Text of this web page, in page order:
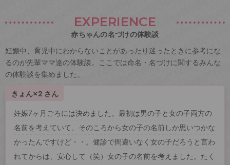
EXPERIENCE
赤ちゃんの名づけの体験談
妊娠中、育児中にわからないことがあったり迷ったときに参考にな
るのが先輩ママ達の体験談。ここでは命名・名づけに関するみんな
の体験談を集めました。
きょん×2 さん
妊娠7ヶ月ごろには決めました。最初は男の子と女の子両方の
名前を考えていて、そのころから女の子の名前しか思いつかな
かったんですけど・・。健診で間違いなく女の子だろうと言わ
れてからは、安心して（笑）女の子の名前を考えました。たく